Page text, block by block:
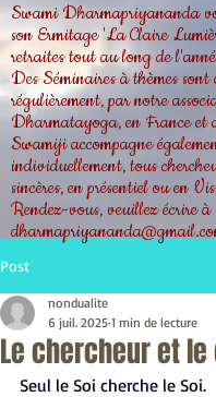
Swami Dharmapriyananda
son Ermitage 'La Claire
retraites tout au long de
Des Séminaires à thèmes sont
régulièrement, par notre
Dharmatayoga, en France et
Swamiji accompagne
individuellement, tous
sincères, en présentiel ou en
Rendez-vous, veuillez écrire à
Post
Le chercheur et
nondualite
6 juil. 2025 1 min de lecture
Seul le Soi cherche le Soi.